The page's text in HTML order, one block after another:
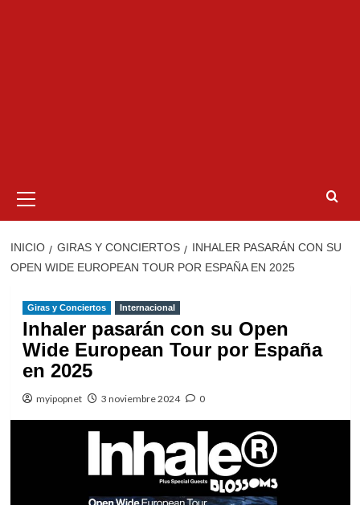
primario
INICIO GIRAS Y CONCIERTOS
INHALER PASARÁN CON SU
OPEN WIDE EUROPEAN TOUR POR ESPAÑA EN 2025
Giras y Conciertos Internacional
Inhaler pasarán con su Open
Wide European Tour por España
en 2025
myipopnet 3 noviembre 2024 0